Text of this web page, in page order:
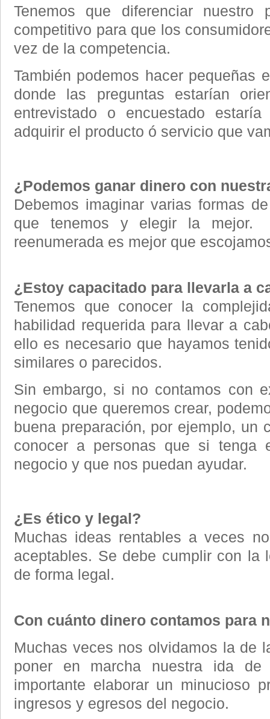
Tenemos que diferenciar nuestro
competitivo para que los
vez de la competencia.
También podemos hacer pequeñas
donde las preguntas estarían
entrevistado o encuestado
adquirir el producto ó servicio que
¿Podemos ganar dinero con
Debemos imaginar varias formas
que tenemos y elegir la
reenumerada es mejor que
¿Estoy capacitado para llevarla a
Tenemos que conocer la
habilidad requerida para llevar a
ello es necesario que hayamos
similares o parecidos.
Sin embargo, si no contamos con
negocio que queremos crear,
buena preparación, por ejemplo, un
conocer a personas que si tenga
negocio y que nos puedan ayudar.
¿Es ético y legal?
Muchas ideas rentables a veces
aceptables. Se debe cumplir con la
de forma legal.
Con cuánto dinero contamos para
Muchas veces nos olvidamos la de
poner en marcha nuestra ida
importante elaborar un minucioso
ingresos y egresos del negocio.